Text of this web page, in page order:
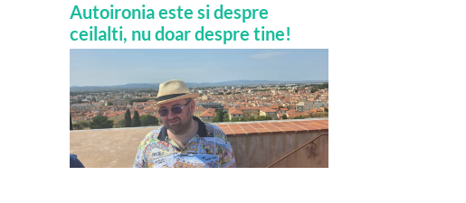
Autoironia este si despre
ceilalti, nu doar despre tine!